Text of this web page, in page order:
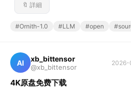
援AIの新たな基準となるでしょう。
🔖 詳細
#Ornith-1.0 #LLM #open
AI xb_bittensor
@xb_bittensor
2026-
4K原盘免费下载